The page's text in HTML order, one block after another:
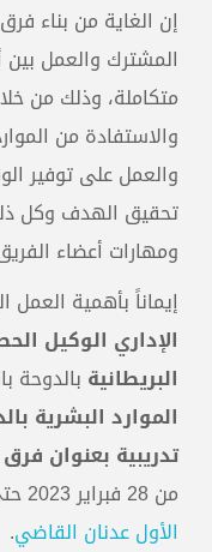
إن الغاية من بناء
المشترك والعمل
متكاملة، وذلك من
والاستفادة من
والعمل على توفير
تحقيق الهدف وكل
ومهارات أعضاء
إيماناً بأهمية
الإداري الوكيل
البريطانية بالدوحة
الموارد البشرية
تدريبية بعنوان
من 28 فبراير 2023 حتى 2 مارس 2023 بقيادة
الأول عدنان القاضي.